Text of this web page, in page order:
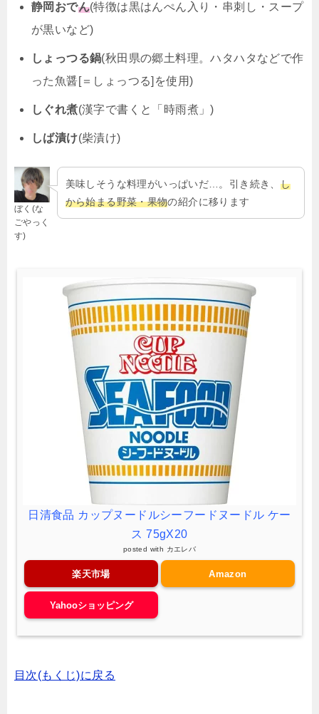
静岡おでん(特徴は黒はんぺん入り・串刺し・スープ
が黒いなど)
しょっつる鍋(秋田県の郷土料理。ハタハタなどで作
った魚醤[＝しょっつる]を使用)
しぐれ煮(漢字で書くと「時雨煮」)
しば漬け(柴漬け)
ぼく(な
ごやっく
す)
美味しそうな料理がいっぱいだ…。引き続き、 し
から始まる野菜・果物の紹介に移ります
日清食品 カップヌードルシーフードヌードル ケー
ス 75gX20
posted with カエレバ
楽天市場 Amazon
Yahooショッピング
目次(もくじ)に戻る